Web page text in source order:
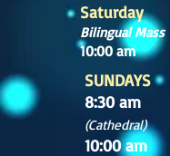
Saturday
Bilingual Mass
10:00 am
SUNDAYS
8:30 am
(Cathedral)
10:00 am